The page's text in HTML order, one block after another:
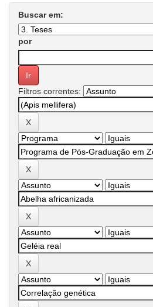
Buscar em:
por
Filtros correntes: